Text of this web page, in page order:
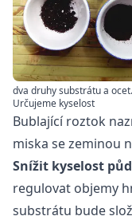
dva druhy substrátu a ocet.
Určujeme kyselost
Bublající roztok
miska se zeminou
Snížit kyselost
regulovat objemy
substrátu bude